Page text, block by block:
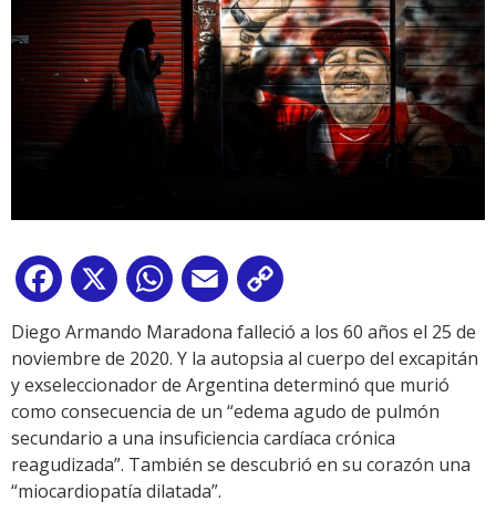
Facebook
X WhatsApp
Email
Link
Diego Armando Maradona falleció a los 60 años el 25 de
noviembre de 2020. Y la autopsia al cuerpo del excapitán
y exseleccionador de Argentina determinó que murió
como consecuencia de un “edema agudo de pulmón
secundario a una insuficiencia cardíaca crónica
reagudizada”. También se descubrió en su corazón una
“miocardiopatía dilatada”.